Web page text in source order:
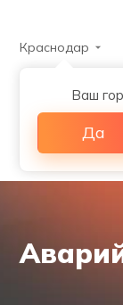
Краснодар
Ваш
Да